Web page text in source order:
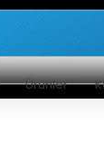
Ürünler